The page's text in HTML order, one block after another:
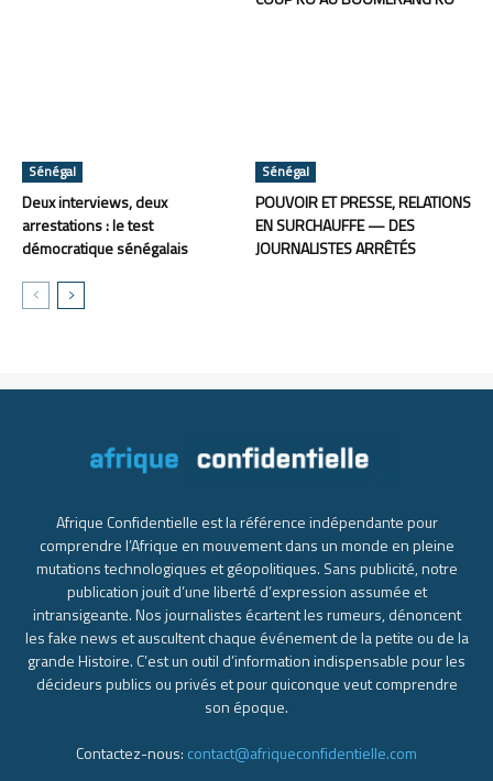
Sénégal
Deux interviews, deux
arrestations : le test
démocratique sénégalais
Sénégal
POUVOIR ET PRESSE, RELATIONS
EN SURCHAUFFE — DES
JOURNALISTES ARRÊTÉS
Afrique Confidentielle est la référence indépendante pour
comprendre l’Afrique en mouvement dans un monde en pleine
mutations technologiques et géopolitiques. Sans publicité, notre
publication jouit d’une liberté d’expression assumée et
intransigeante. Nos journalistes écartent les rumeurs, dénoncent
les fake news et auscultent chaque événement de la petite ou de la
grande Histoire. C’est un outil d’information indispensable pour les
décideurs publics ou privés et pour quiconque veut comprendre
son époque.
Contactez-nous: contact@afriqueconfidentielle.com